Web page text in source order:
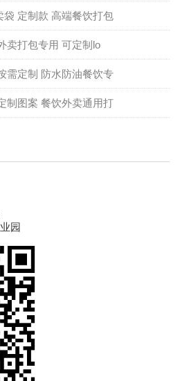
定制款 高端餐饮打包
卖打包专用 可定制lo
需定制 防水防油餐饮专
制图案 餐饮外卖通用打
园